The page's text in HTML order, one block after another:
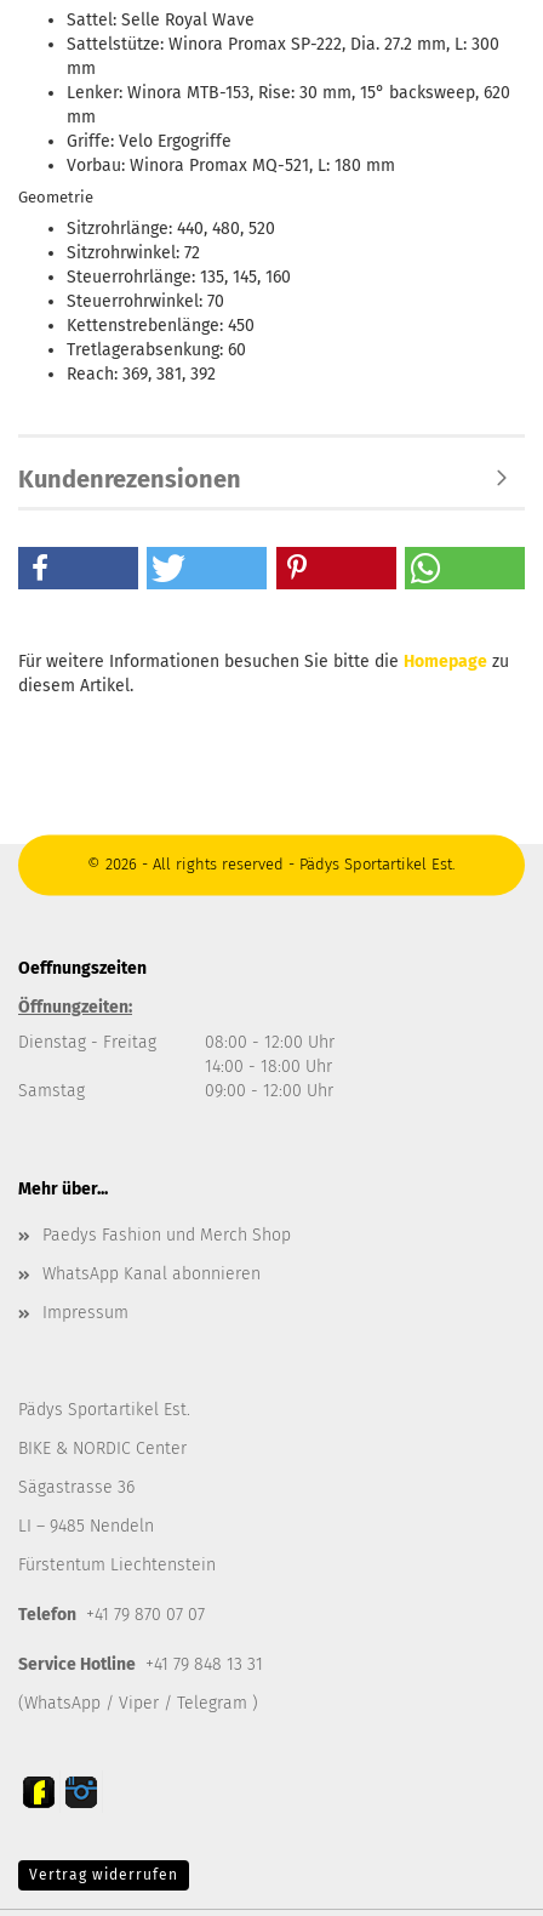
Sattel: Selle Royal Wave
Sattelstütze: Winora Promax SP-222, Dia. 27.2 mm, L: 300
mm
Lenker: Winora MTB-153, Rise: 30 mm, 15° backsweep, 620
mm
Griffe: Velo Ergogriffe
Vorbau: Winora Promax MQ-521, L: 180 mm
Geometrie
Sitzrohrlänge: 440, 480, 520
Sitzrohrwinkel: 72
Steuerrohrlänge: 135, 145, 160
Steuerrohrwinkel: 70
Kettenstrebenlänge: 450
Tretlagerabsenkung: 60
Reach: 369, 381, 392
Kundenrezensionen
Für weitere Informationen besuchen Sie bitte die Homepage zu
diesem Artikel.
© 2026 - All rights reserved - Pädys Sportartikel Est.
Oeffnungszeiten
Öffnungzeiten:
Dienstag - Freitag
08:00 - 12:00 Uhr
14:00 - 18:00 Uhr
Samstag
09:00 - 12:00 Uhr
Mehr über...
Paedys Fashion und Merch Shop
WhatsApp Kanal abonnieren
Impressum
Pädys Sportartikel Est.
BIKE & NORDIC Center
Sägastrasse 36
LI – 9485 Nendeln
Fürstentum Liechtenstein
Telefon +41 79 870 07 07
Service Hotline +41 79 848 13 31
(WhatsApp / Viper / Telegram )
Vertrag widerrufen